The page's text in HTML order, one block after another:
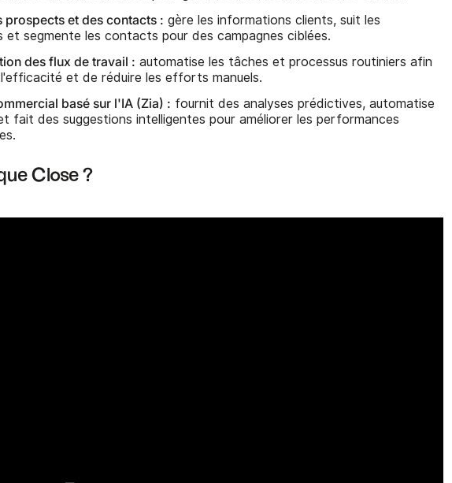
prospects et des contacts : gère les informations clients, suit les
et segmente les contacts pour des campagnes ciblées.
des flux de travail : automatise les tâches et processus routiniers afin
et de réduire les efforts manuels.
basé sur l'IA (Zia) : fournit des analyses prédictives, automatise
fait des suggestions intelligentes pour améliorer les performances
Close ?